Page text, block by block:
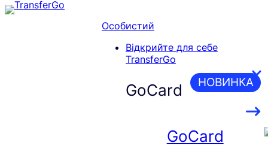
Перейти
Особистий
Відкрийте для себе
TransferGo
GoCard НОВИНКА
GoCard